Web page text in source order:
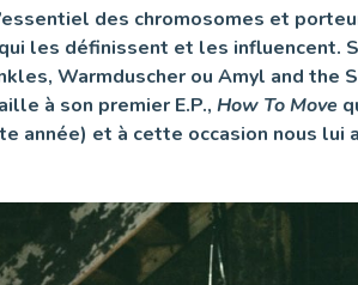
des chromosomes et
les définissent et les influencent.
Warmduscher ou Amyl and the
à son premier E.P., How To Move
année) et à cette occasion nous lui